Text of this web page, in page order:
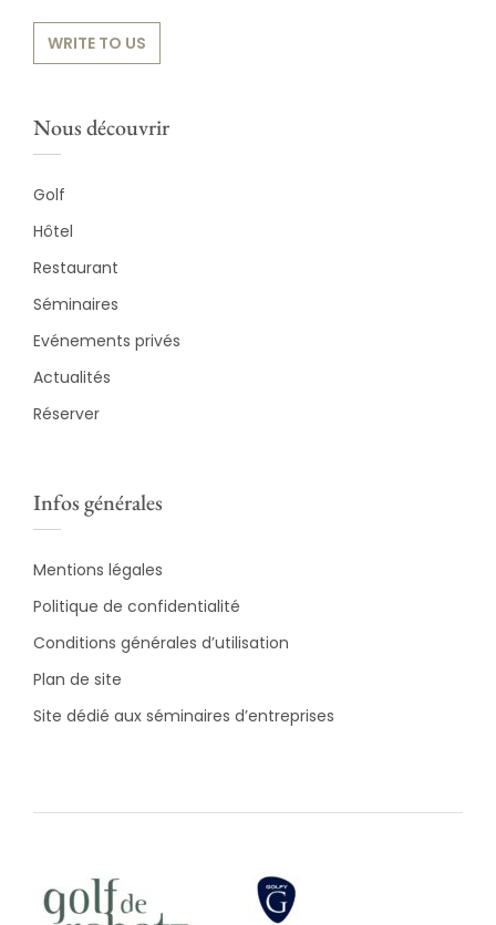
WRITE TO US
Nous découvrir
Golf
Hôtel
Restaurant
Séminaires
Evénements privés
Actualités
Réserver
Infos générales
Mentions légales
Politique de confidentialité
Conditions générales d’utilisation
Plan de site
Site dédié aux séminaires d’entreprises